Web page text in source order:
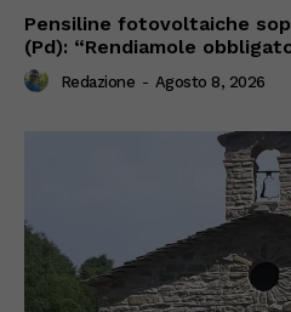
Pensiline fotovoltaiche
(Pd): “Rendiamole
Redazione - Agosto 8, 2026